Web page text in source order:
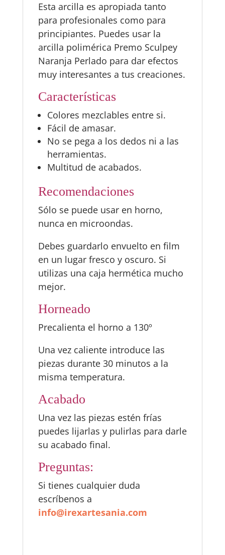
Esta arcilla es apropiada tanto
para profesionales como para
principiantes. Puedes usar la
arcilla polimérica Premo Sculpey
Naranja Perlado para dar efectos
muy interesantes a tus creaciones.
Características
Colores mezclables entre si.
Fácil de amasar.
No se pega a los dedos ni a las
herramientas.
Multitud de acabados.
Recomendaciones
Sólo se puede usar en horno,
nunca en microondas.
Debes guardarlo envuelto en film
en un lugar fresco y oscuro. Si
utilizas una caja hermética mucho
mejor.
Horneado
Precalienta el horno a 130º
Una vez caliente introduce las
piezas durante 30 minutos a la
misma temperatura.
Acabado
Una vez las piezas estén frías
puedes lijarlas y pulirlas para darle
su acabado final.
Preguntas:
Si tienes cualquier duda
escríbenos a
info@irexartesania.com